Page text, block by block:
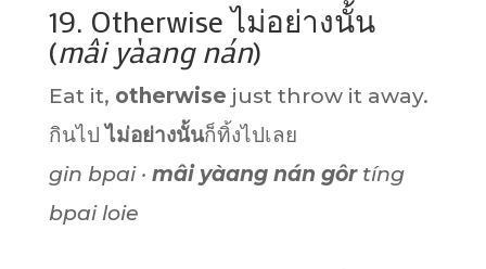
19. Otherwise ไม่อย่างนั้น
(mâi yàang nán)
Eat it, otherwise just throw it away.
กินไปไม่อย่างนั้นก็ทิ้งไปเลย
gin bpai · mâi yàang nán gôrtíng
bpai loie